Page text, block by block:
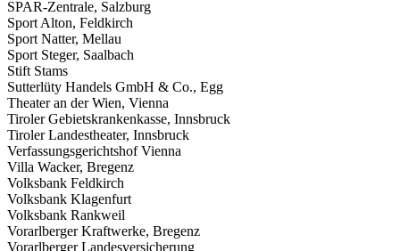
SPAR-Zentrale, Salzburg
Sport Alton, Feldkirch
Sport Natter, Mellau
Sport Steger, Saalbach
Stift Stams
Sutterlüty Handels GmbH & Co., Egg
Theater an der Wien, Vienna
Tiroler Gebietskrankenkasse, Innsbruck
Tiroler Landestheater, Innsbruck
Verfassungsgerichtshof Vienna
Villa Wacker, Bregenz
Volksbank Feldkirch
Volksbank Klagenfurt
Volksbank Rankweil
Vorarlberger Kraftwerke, Bregenz
Vorarlberger Landesversicherung